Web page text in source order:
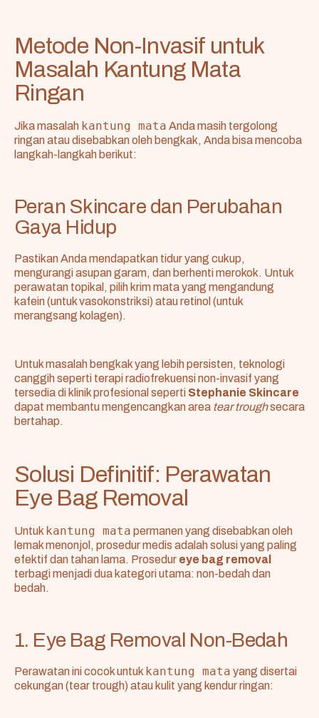
Metode Non-Invasif untuk
Masalah Kantung Mata
Ringan
Jika masalah kantung mata Anda masih tergolong
ringan atau disebabkan oleh bengkak, Anda bisa mencoba
langkah-langkah berikut:
Peran Skincare dan Perubahan
Gaya Hidup
Pastikan Anda mendapatkan tidur yang cukup,
mengurangi asupan garam, dan berhenti merokok. Untuk
perawatan topikal, pilih krim mata yang mengandung
kafein (untuk vasokonstriksi) atau retinol (untuk
merangsang kolagen).
Untuk masalah bengkak yang lebih persisten, teknologi
canggih seperti terapi radiofrekuensi non-invasif yang
tersedia di klinik profesional seperti Stephanie Skincare
dapat membantu mengencangkan area tear troughsecara
bertahap.
Solusi Definitif: Perawatan
Eye Bag Removal
Untuk kantung mata permanen yang disebabkan oleh
lemak menonjol, prosedur medis adalah solusi yang paling
efektif dan tahan lama. Prosedur eye bag removal
terbagi menjadi dua kategori utama: non-bedah dan
bedah.
1. Eye Bag Removal Non-Bedah
Perawatan ini cocok untuk kantung mata yang disertai
cekungan (tear trough) atau kulit yang kendur ringan: